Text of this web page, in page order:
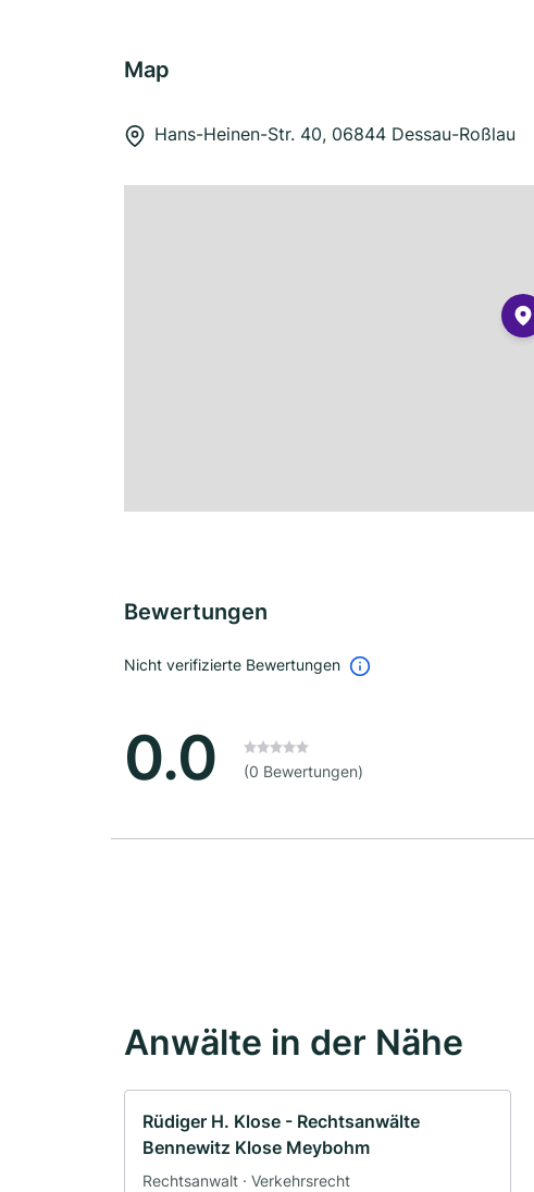
Map
Hans-Heinen-Str. 40, 06844 Dessau-Roßlau
Bewertungen
Nicht verifizierte Bewertungen
0.0 (0 Bewertungen)
Anwälte in der Nähe
Rüdiger H. Klose - Rechtsanwälte
Bennewitz Klose Meybohm
Rechtsanwalt · Verkehrsrecht